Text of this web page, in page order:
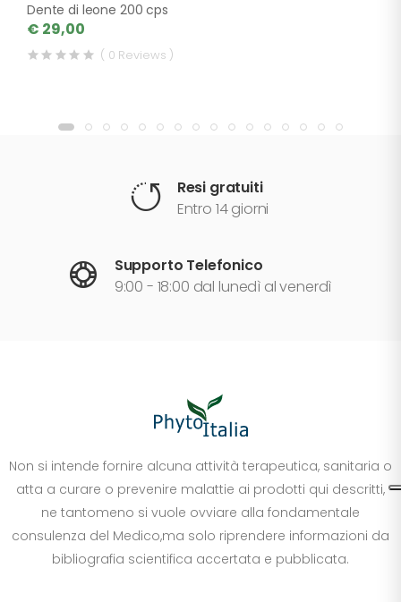
Dente di leone 200 cps
€ 29,00
( 0 Reviews )
Resi gratuiti
Entro 14 giorni
Supporto Telefonico
9:00 - 18:00 dal lunedì al venerdì
Non si intende fornire alcuna attività terapeutica, sanitaria o
atta a curare o prevenire malattie ai prodotti qui descritti,
ne tantomeno si vuole ovviare alla fondamentale
consulenza del Medico,ma solo riprendere informazioni da
bibliografia scientifica accertata e pubblicata.